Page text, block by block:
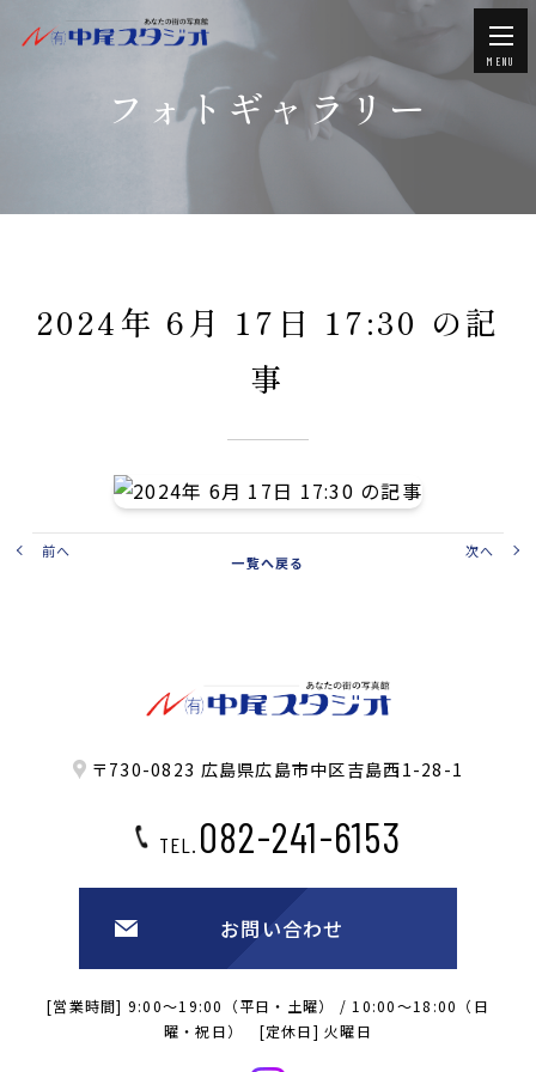
フォトギャラリー
MENU
2024年 6月 17日 17:30 の記
事
前へ
一覧へ戻る
次へ
〒730-0823 広島県広島市中区吉島西1-28-1
TEL. 082-241-6153
お問い合わせ
[営業時間] 9:00～19:00（平日・土曜） / 10:00～18:00（日
曜・祝日） [定休日] 火曜日